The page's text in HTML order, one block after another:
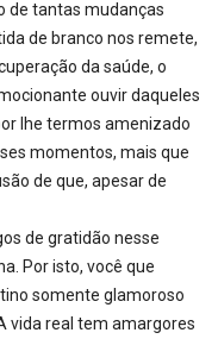
de tantas mudanças
de branco nos remete,
da saúde, o
ouvir daqueles
lhe termos amenizado
momentos, mais que
de que, apesar de
de gratidão nesse
Por isto, você que
somente glamoroso
vida real tem amargores